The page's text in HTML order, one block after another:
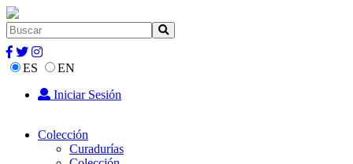
ES
EN
Iniciar Sesión
Colección
Curadurías